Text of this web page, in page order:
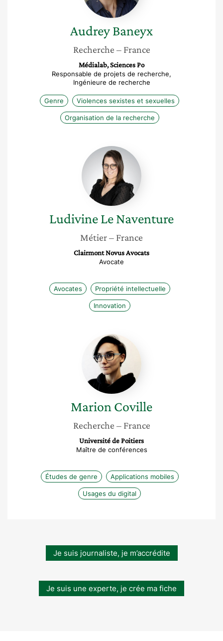
AudreyBaneyx
Recherche – France
Médialab, Sciences Po
Responsable de projets de recherche,
Ingénieure de recherche
Genre Violences sexistes et sexuelles
Organisation de la recherche
Ludivine
Le
Naventure
LudivineLe Naventure
Métier– France
Clairmont Novus Avocats
Avocate
Avocates Propriété intellectuelle
Innovation
Marion
Coville
Marion Coville
Recherche – France
Université de Poitiers
Maître de conférences
Études de genre Applications mobiles
Usages du digital
Je suis journaliste, je m’accrédite
Je suis une experte, je crée ma fiche